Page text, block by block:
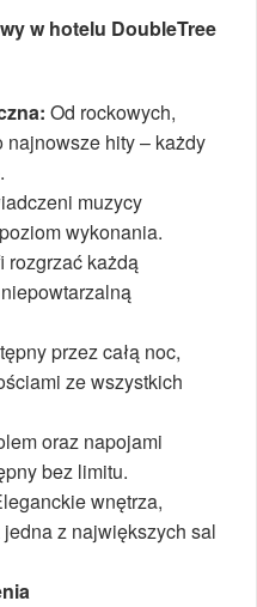
w hotelu DoubleTree
Od rockowych,
hity – każdy
muzycy
wykonania.
rozgrzać każdą
przez całą noc,
ze wszystkich
oraz napojami
bez limitu.
wnętrza,
z największych sal